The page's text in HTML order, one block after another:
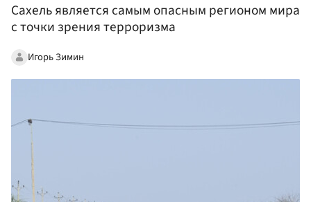
Сахель является самым опасным регионом мира
с точки зрения терроризма
Игорь Зимин